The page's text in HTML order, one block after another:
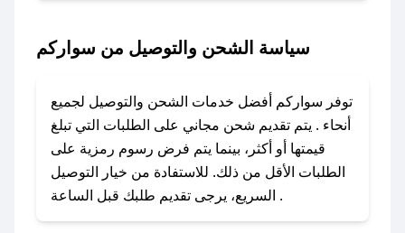
باستخدام تطبيق صحصح، يمكنك العثور بسهولة على
تواصل معنا عبر تويتر أو البريد الإلكتروني لإضافته
بسرعة.
### كيفية استخدام كود خصم سواركم؟
1. انسخ كود الخصم من تطبيق صحصح.
2. الصقه في خانة الدفع عند التسوق من سواركم.
سياسة الشحن والتوصيل من سواركم
توفر سواركم أفضل خدمات الشحن والتوصيل لجميع
أنحاء . يتم تقديم شحن مجاني على الطلبات التي تبلغ
قيمتها أو أكثر، بينما يتم فرض رسوم رمزية على
الطلبات الأقل من ذلك. للاستفادة من خيار التوصيل
السريع، يرجى تقديم طلبك قبل الساعة .